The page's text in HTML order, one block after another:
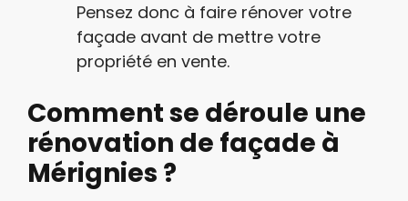
Pensez donc à faire rénover votre
façade avant de mettre votre
propriété en vente.
Comment se déroule une
rénovation de façade à
Mérignies ?